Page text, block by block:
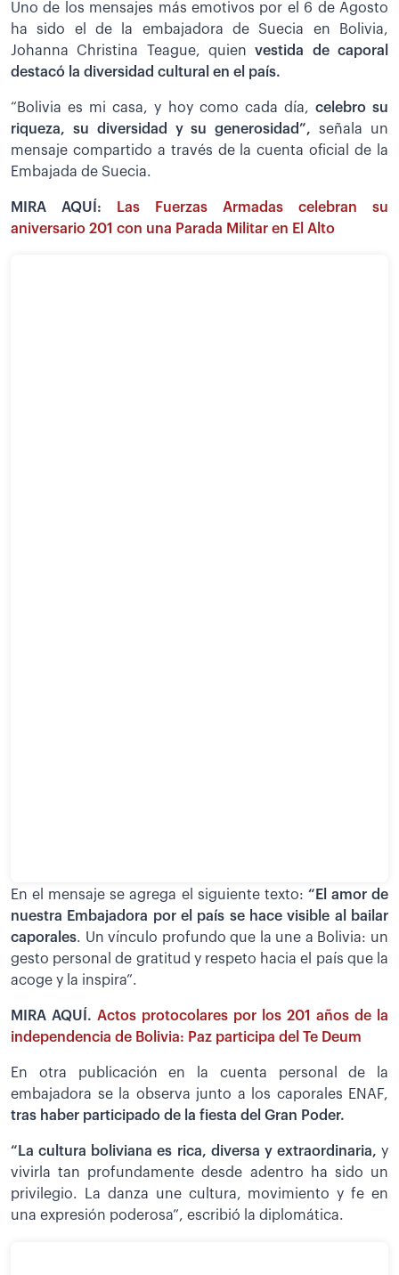
Uno de los mensajes más emotivos por el 6 de Agosto
ha sido el de la embajadora de Suecia en Bolivia,
Johanna Christina Teague, quienvestida de caporal
destacó la diversidad cultural en el país.
“Bolivia es mi casa, y hoy como cada día, celebro su
riqueza, su diversidad y su generosidad”,señala un
mensaje compartido a través de la cuenta oficial de la
Embajada de Suecia.
MIRA AQUÍ:
Las Fuerzas Armadas celebran su
aniversario 201 con una Parada Militar en El Alto
En el mensaje se agrega el siguiente texto: “El amor de
nuestra Embajadora por el país se hace visible al bailar
caporales. Un vínculo profundo que la une a Bolivia: un
gesto personal de gratitud y respeto hacia el país que la
acoge y la inspira”.
MIRA AQUÍ. Actos protocolares por los 201 años de la
independencia de Bolivia: Paz participa del Te Deum
En otra publicación en la cuenta personal de la
embajadora se la observa junto a los caporales ENAF,
tras haber participado de la fiesta del Gran Poder.
“La cultura boliviana es rica, diversa y extraordinaria, y
vivirla tan profundamente desde adentro ha sido un
privilegio. La danza une cultura, movimiento y fe en
una expresión poderosa”, escribió la diplomática.